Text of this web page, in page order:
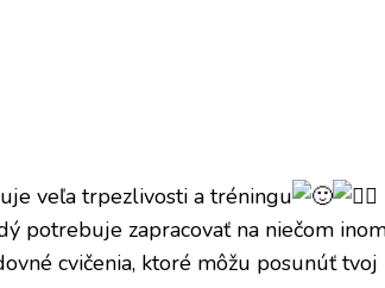
veľa trpezlivosti a tréningu
potrebuje zapracovať na niečom
cvičenia, ktoré môžu posunúť